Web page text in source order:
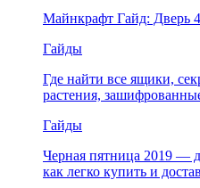
Майнкрафт Гайд: Дверь
Гайды
Где найти все ящики,
растения,
Гайды
Черная пятница 2019 —
как легко купить и